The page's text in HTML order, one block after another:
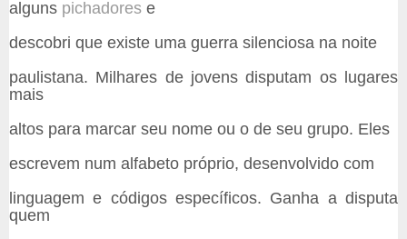
alguns pichadores e
descobri que existe uma guerra silenciosa na noite
paulistana. Milhares de jovens disputam os lugares
mais
altos para marcar seu nome ou o de seu grupo. Eles
escrevem num alfabeto próprio, desenvolvido com
linguagem e códigos específicos. Ganha a disputa
quem